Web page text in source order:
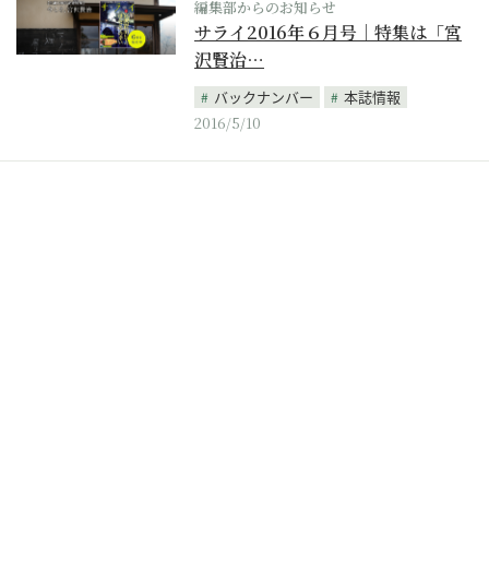
編集部からのお知らせ
サライ2016年６月号｜特集は「宮
沢賢治…
バックナンバー
本誌情報
2016/5/10